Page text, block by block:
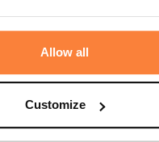
Allow all
Customize
100% katoen